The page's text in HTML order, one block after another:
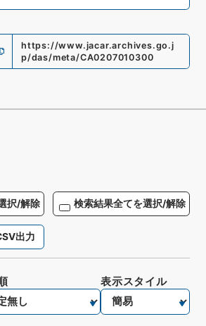
https://www.jacar.archives.go.j
p/das/meta/CA0207010300
択/解除 検索結果全てを選択/解除
出力
表示スタイル